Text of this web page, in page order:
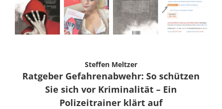
Steffen Meltzer
Ratgeber Gefahrenabwehr: So schützen
Sie sich vor Kriminalität – Ein
Polizeitrainer klärt auf